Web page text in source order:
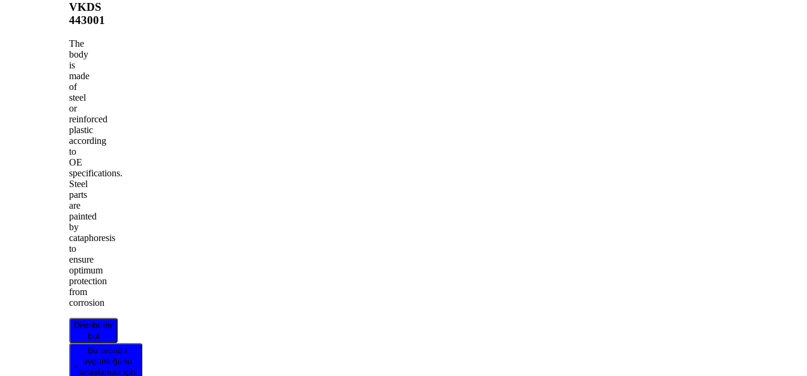
VKDS
443001
The
body
is
made
of
steel
or
reinforced
plastic
according
to
OE
specifications.
Steel
parts
are
painted
by
cataphoresis
to
ensure
optimum
protection
from
corrosion
Distribütör
bul
Bu ürünün
uygunluğunu
onaylamak için